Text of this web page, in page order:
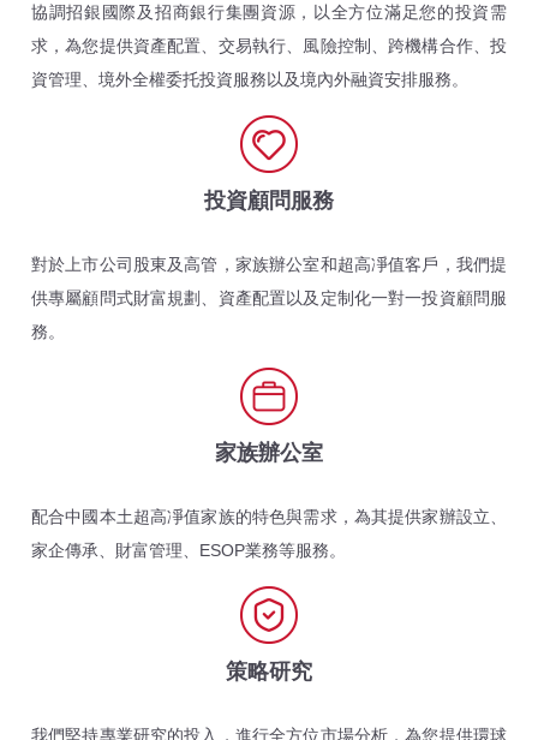
協調招銀國際及招商銀行集團資源，以全方位滿足您的投資需
求，為您提供資產配置、交易執行、風險控制、跨機構合作、投
資管理、境外全權委托投資服務以及境內外融資安排服務。
投資顧問服務
對於上市公司股東及高管，家族辦公室和超高凈值客戶，我們提
供專屬顧問式財富規劃、資產配置以及定制化一對一投資顧問服
務。
家族辦公室
配合中國本土超高凈值家族的特色與需求，為其提供家辦設立、
家企傳承、財富管理、ESOP業務等服務。
策略研究
我們堅持專業研究的投入，進行全方位市場分析，為您提供環球